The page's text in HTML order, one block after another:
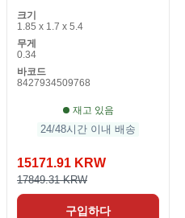
크기
1.85 x 1.7 x 5.4
무게
0.34
바코드
8427934509768
재고 있음
24/48시간 이내 배송
15171.91 KRW
17849.31 KRW
구입하다